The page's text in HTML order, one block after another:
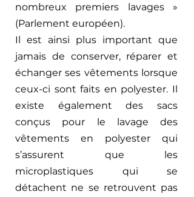
nombreux premiers lavages »
(Parlement européen).
Il est ainsi plus important que
jamais de conserver, réparer et
échanger ses vêtements lorsque
ceux-ci sont faits en polyester. Il
existe également des sacs
conçus pour le lavage des
vêtements en polyester qui
s’assurent que les
microplastiques qui se
détachent ne se retrouvent pas